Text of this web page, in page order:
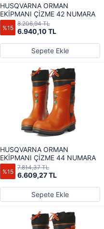
HUSQVARNA ORMAN
EKİPMANI ÇİZME 42 NUMARA
%15 6.940,10 TL
8.206,94 TL
Sepete Ekle
HUSQVARNA ORMAN
EKİPMANI ÇİZME 44 NUMARA
%15 6.609,27 TL
7.814,37 TL
Sepete Ekle